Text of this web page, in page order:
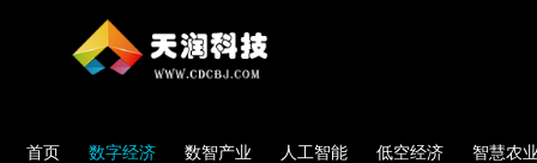
首页 数字经济 数智产业 人工智能 低空经济 智慧农